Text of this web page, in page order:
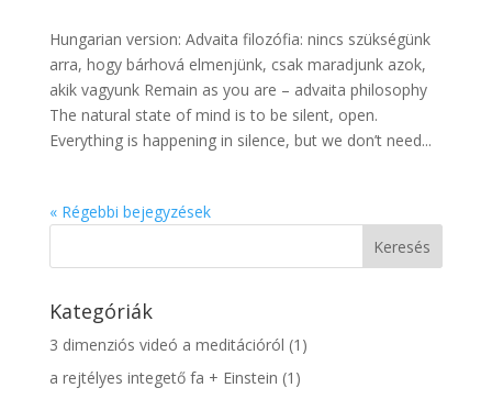
Hungarian version: Advaita filozófia: nincs szükségünk
arra, hogy bárhová elmenjünk, csak maradjunk azok,
akik vagyunk Remain as you are – advaita philosophy
The natural state of mind is to be silent, open.
Everything is happening in silence, but we don’t need...
« Régebbi bejegyzések
Kategóriák
3 dimenziós videó a meditációról (1)
a rejtélyes integető fa + Einstein (1)